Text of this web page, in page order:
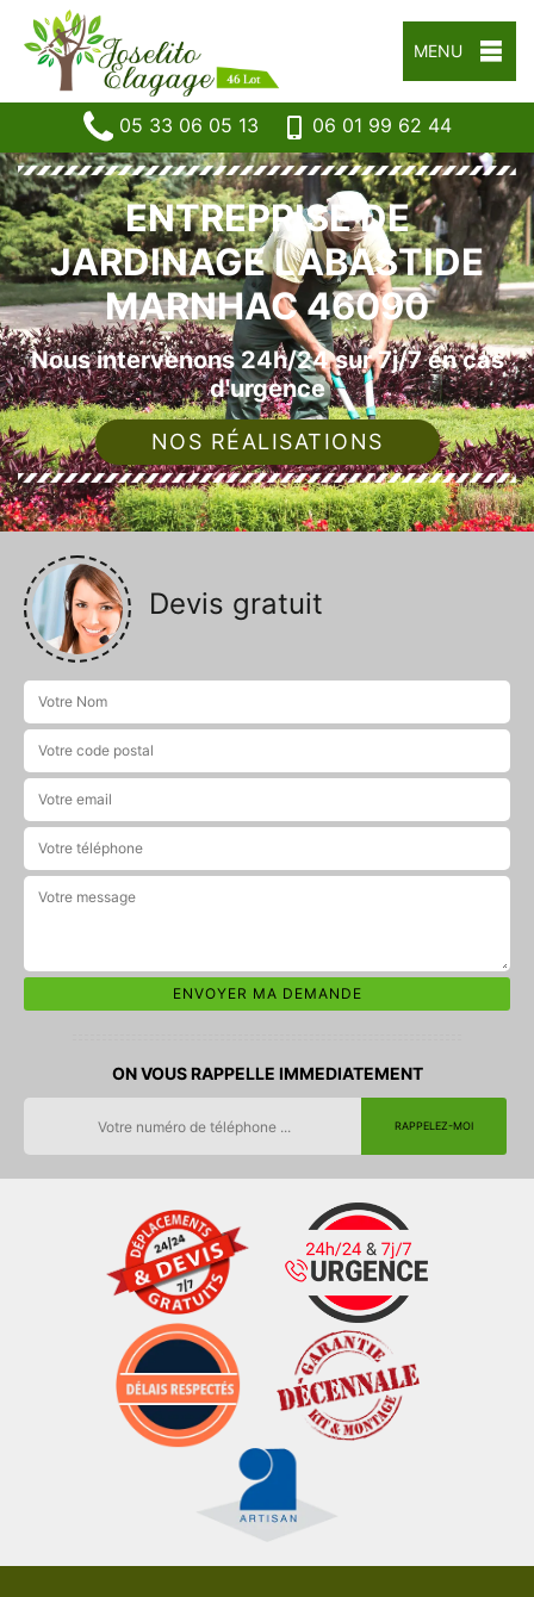
MENU
05 33 06 05 13 06 01 99 62 44
ENTREPRISE DE
JARDINAGE LABASTIDE
MARNHAC 46090
Nous intervenons 24h/24 sur 7j/7 en cas
d'urgence
NOS RÉALISATIONS
Devis gratuit
ON VOUS RAPPELLE IMMEDIATEMENT